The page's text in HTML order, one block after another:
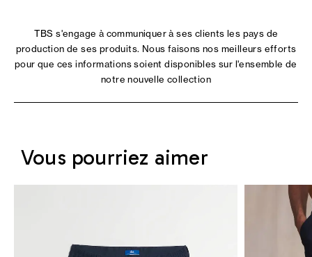
TBS s'engage à communiquer à ses clients les pays de
production de ses produits. Nous faisons nos meilleurs efforts
pour que ces informations soient disponibles sur l'ensemble de
notre nouvelle collection
Vous pourriez aimer